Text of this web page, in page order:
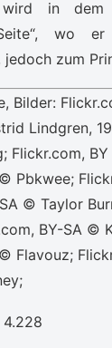
wird in
wo
zum
Bilder:
Lindgren,
Flickr.com,
Pbkwee;
© Taylor
BY-SA ©
Flavouz;
4.228